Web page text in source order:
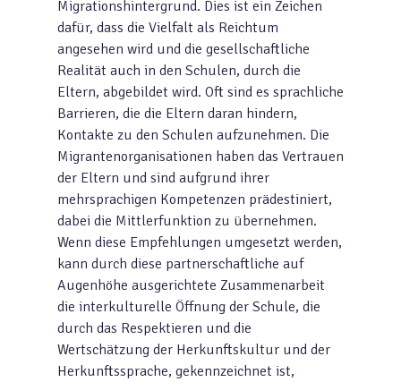
Migrationshintergrund. Dies ist ein Zeichen
dafür, dass die Vielfalt als Reichtum
angesehen wird und die gesellschaftliche
Realität auch in den Schulen, durch die
Eltern, abgebildet wird. Oft sind es sprachliche
Barrieren, die die Eltern daran hindern,
Kontakte zu den Schulen aufzunehmen. Die
Migrantenorganisationen haben das Vertrauen
der Eltern und sind aufgrund ihrer
mehrsprachigen Kompetenzen prädestiniert,
dabei die Mittlerfunktion zu übernehmen.
Wenn diese Empfehlungen umgesetzt werden,
kann durch diese partnerschaftliche auf
Augenhöhe ausgerichtete Zusammenarbeit
die interkulturelle Öffnung der Schule, die
durch das Respektieren und die
Wertschätzung der Herkunftskultur und der
Herkunftssprache, gekennzeichnet ist,